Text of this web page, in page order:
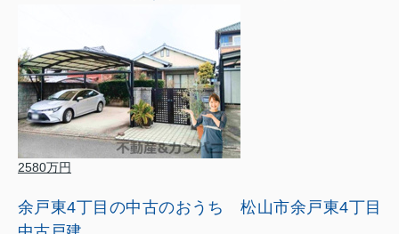
2580万円
余戸東4丁目の中古のおうち 松山市余戸東4丁目